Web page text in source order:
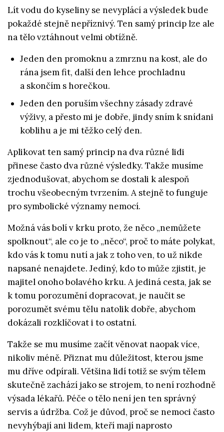
Lít vodu do kyseliny se nevyplácí a výsledek bude
pokaždé stejně nepříznivý. Ten samý princip lze ale
na tělo vztáhnout velmi obtížně.
Jeden den promoknu a zmrznu na kost, ale do
rána jsem fit, další den lehce prochladnu
a skončím s horečkou.
Jeden den poruším všechny zásady zdravé
výživy, a přesto mi je dobře, jindy sním k snídani
koblihu a je mi těžko celý den.
Aplikovat ten samý princip na dva různé lidi
přinese často dva různé výsledky. Takže musíme
zjednodušovat, abychom se dostali k alespoň
trochu všeobecným tvrzením. A stejně to funguje
pro symbolické významy nemocí.
Možná vás bolí v krku proto, že něco „nemůžete
spolknout“, ale co je to „něco“, proč to máte polykat,
kdo vás k tomu nutí a jak z toho ven, to už nikde
napsané nenajdete. Jediný, kdo to může zjistit, je
majitel onoho bolavého krku. A jediná cesta, jak se
k tomu porozumění dopracovat, je naučit se
porozumět svému tělu natolik dobře, abychom
dokázali rozklíčovat i to ostatní.
Takže se mu musíme začít věnovat naopak více,
nikoliv méně. Přiznat mu důležitost, kterou jsme
mu dříve odpírali. Většina lidí totiž se svým tělem
skutečně zachází jako se strojem, to není rozhodně
výsada lékařů. Péče o tělo není jen ten správný
servis a údržba. Což je důvod, proč se nemoci často
nevyhýbají ani lidem, kteří mají naprosto